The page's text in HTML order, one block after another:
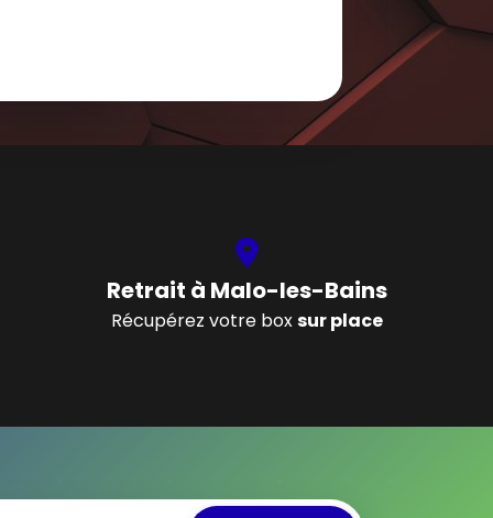
Retrait à Malo-les-Bains
Récupérez votre boxsur place